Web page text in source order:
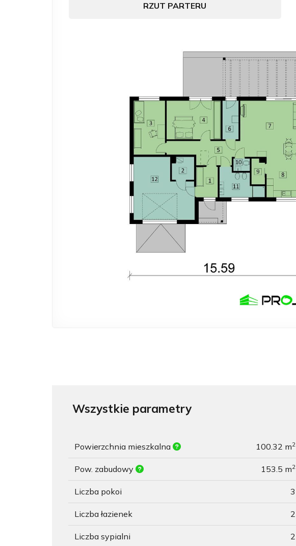
RZUT PARTERU
Wszystkie parametry
Powierzchnia mieszkalna 100.32 m2
Pow. zabudowy 153.5 m2
Liczba pokoi 3
Liczba łazienek 2
Liczba sypialni 2